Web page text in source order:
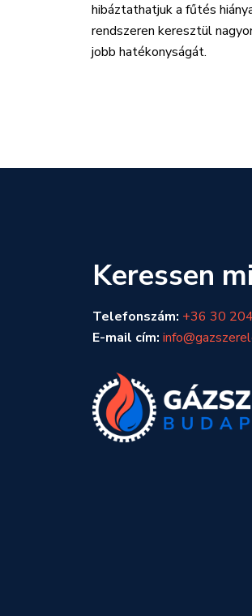
hibáztathatjuk a fűtés
rendszeren keresztül
jobb hatékonyságát.
Keressen
Telefonszám: +36 30
E-mail cím: